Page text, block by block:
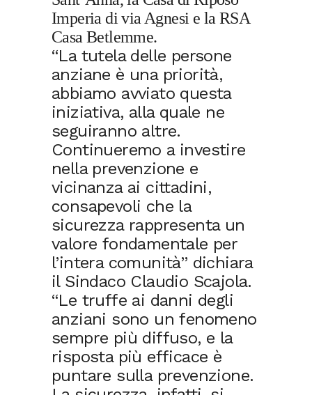
Imperia di via Agnesi e la RSA
Casa Betlemme.
“La tutela delle persone
anziane è una priorità,
abbiamo avviato questa
iniziativa, alla quale ne
seguiranno altre.
Continueremo a investire
nella prevenzione e
vicinanza ai cittadini,
consapevoli che la
sicurezza rappresenta un
valore fondamentale per
l’intera comunità” dichiara
il Sindaco Claudio Scajola.
“Le truffe ai danni degli
anziani sono un fenomeno
sempre più diffuso, e la
risposta più efficace è
puntare sulla prevenzione.